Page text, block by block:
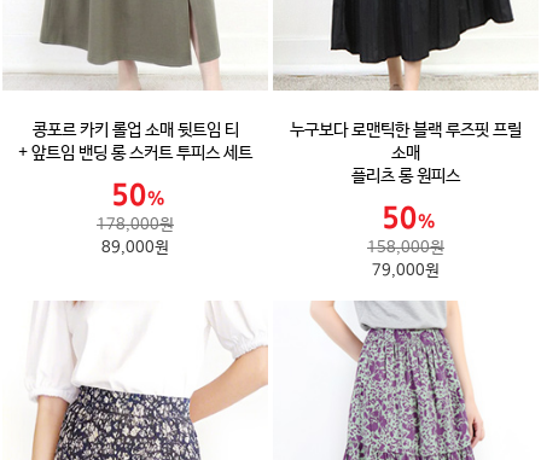
콩포르 카키 롤업 소매 뒷트임 티
+ 앞트임 밴딩 롱 스커트 투피스 세트
178,000원
89,000원
누구보다 로맨틱한 블랙 루즈핏 프릴
소매
플리츠 롱 원피스
158,000원
79,000원